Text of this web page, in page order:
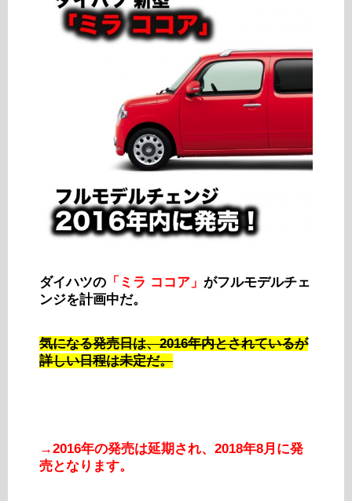
ダイハツの 「ミラ ココア」 がフルモデルチェ
ンジを計画中だ。
気になる発売日は、2016年内とされているが
詳しい日程は未定だ。
→2016年の発売は延期され、2018年8月に発
売となります。